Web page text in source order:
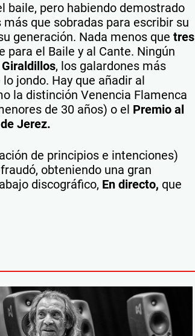
baile, pero habiendo demostrado
que sobradas para escribir su
generación. Nada menos que tres
para el Baile y al Cante. Ningún
Giraldillos, los galardones más
jondo. Hay que añadir al
la distinción Venencia Flamenca
de 30 años) o el Premio al
Jerez.
de principios e intenciones)
obteniendo una gran
discográfico, En directo, que